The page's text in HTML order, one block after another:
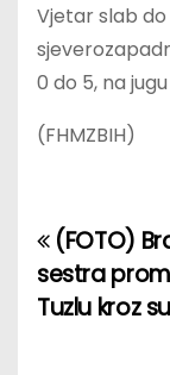
Vjetar slab
0 do 5, na
(FHMZBIH)
P
o
(FOTO)
sestra
Tuzlu kroz